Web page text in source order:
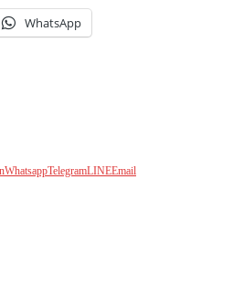
WhatsApp
WhatsappTelegramLINEEmail